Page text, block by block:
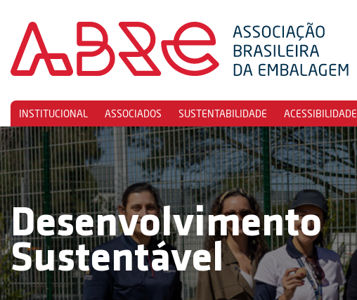
INSTITUCIONAL ASSOCIADOS SUSTENTABILIDADE ACESSIBILIDADE
Desenvolvimento
Sustentável